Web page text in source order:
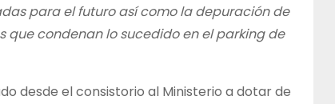
para el futuro así como la depuración de
que condenan lo sucedido en el parking de
desde el consistorio al Ministerio a dotar de